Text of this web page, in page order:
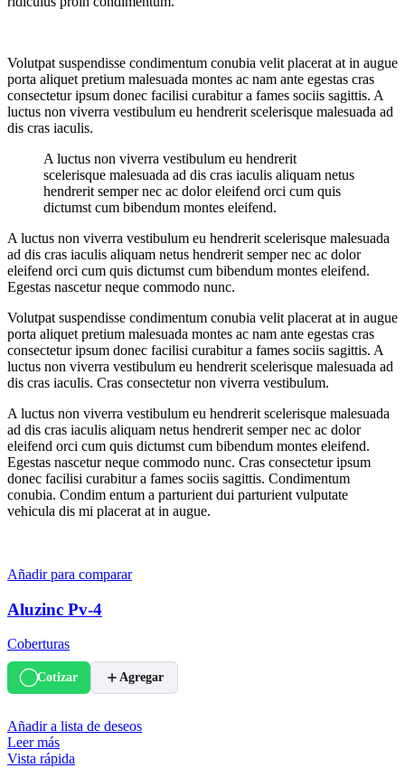
Volutpat suspendisse condimentum conubia velit placerat at in augue
porta aliquet pretium malesuada montes ac nam ante egestas cras
consectetur ipsum donec facilisi curabitur a fames sociis sagittis. A
luctus non viverra vestibulum eu hendrerit scelerisque malesuada ad
dis cras iaculis.
A luctus non viverra vestibulum eu hendrerit
scelerisque malesuada ad dis cras iaculis aliquam netus
hendrerit semper nec ac dolor eleifend orci cum quis
dictumst cum bibendum montes eleifend.
A luctus non viverra vestibulum eu hendrerit scelerisque malesuada
ad dis cras iaculis aliquam netus hendrerit semper nec ac dolor
eleifend orci cum quis dictumst cum bibendum montes eleifend.
Egestas nascetur neque commodo nunc.
Volutpat suspendisse condimentum conubia velit placerat at in augue
porta aliquet pretium malesuada montes ac nam ante egestas cras
consectetur ipsum donec facilisi curabitur a fames sociis sagittis. A
luctus non viverra vestibulum eu hendrerit scelerisque malesuada ad
dis cras iaculis. Cras consectetur non viverra vestibulum.
A luctus non viverra vestibulum eu hendrerit scelerisque malesuada
ad dis cras iaculis aliquam netus hendrerit semper nec ac dolor
eleifend orci cum quis dictumst cum bibendum montes eleifend.
Egestas nascetur neque commodo nunc. Cras consectetur ipsum
donec facilisi curabitur a fames sociis sagittis. Condimentum
conubia. Condim entum a parturient dui parturient vulputate
vehicula dis mi placerat at in augue.
Añadir para comparar
Aluzinc Pv-4
Coberturas
Cotizar Agregar
Añadir a lista de deseos
Leer más
Vista rápida